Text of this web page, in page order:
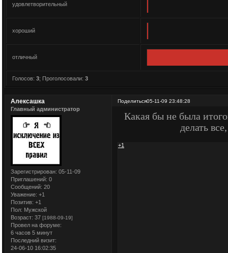
удовлетворительный
хороший
отличный
Голосов: 3; Проголосовали: 3
Поделиться05-11-09 23:48:28
Алексашка
Главный администратор
Зарегистрирован: 05-11-09
Приглашений: 0
Сообщений: 20
Уважение: +1
Позитив: +1
Пол: Мужской
Возраст: 37 [1988-09-19]
Провел на форуме:
6 часов 5 минут
Последний визит:
24-06-10 16:02:35
Какая бы не была
делать
+1